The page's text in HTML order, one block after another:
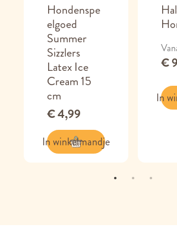
Hondenspe
elgoed
Summer
Sizzlers
Latex Ice
Cream 15
cm
€ 4,99
In winkelmandje
€
In